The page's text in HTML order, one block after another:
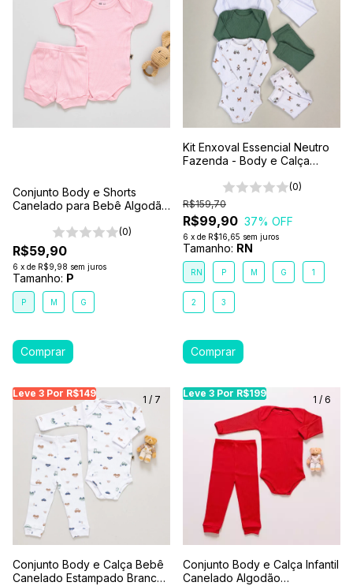
Conjunto Body e Shorts
Canelado para Bebê Algodão
(0)
R$59,90
6 x de R$9,98 sem juros
Tamanho: P
P M G
Kit Enxoval Essencial Neutro
Fazenda - Body e Calça
Premium
(0)
R$99,90
R$159,70
37% OFF
6 x de R$16,65 sem juros
Tamanho: RN
RN P M G 1
2 3
Leve 3 Por R$149
Leve 3 Por R$149 Leve 3 Por R$149 Leve
1 / 7
Conjunto Body e Calça Bebê
Canelado Estampado Branco-
Leve 3 Por R$199
Leve 3 Por R$199
1 / 6
Conjunto Body e Calça Infantil
Canelado Algodão